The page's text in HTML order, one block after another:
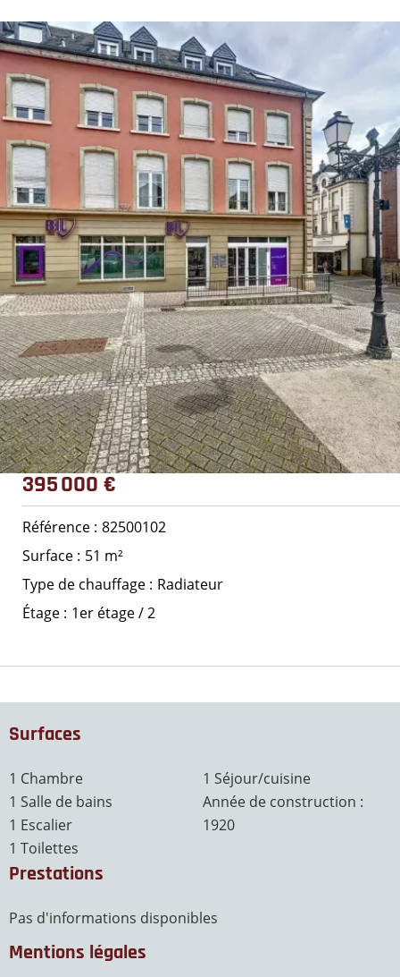
395 000 €
Référence 82500102
Surface
51 m²
Type de chauffage
Radiateur
Étage
1er étage / 2
Surfaces
1 Chambre
1 Salle de bains
1 Escalier
1 Toilettes
1 Séjour/cuisine
Année de construction :
1920
Prestations
Pas d'informations disponibles
Mentions légales